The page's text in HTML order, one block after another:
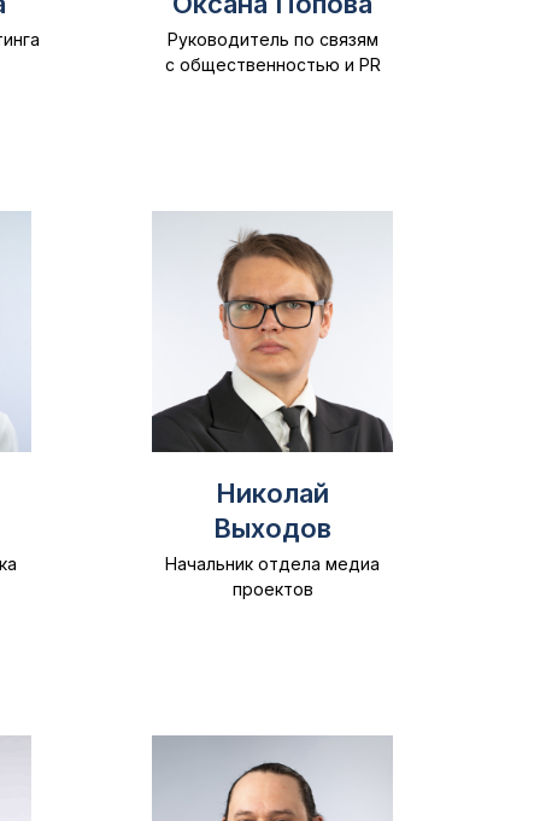
Руководитель по связям
с общественностью и PR
Николай
Выходов
Начальник отдела медиа
проектов